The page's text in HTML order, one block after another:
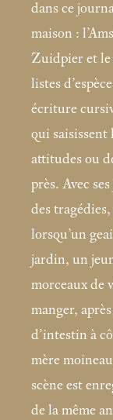
dans ce
maison :
Zuidpier et le
listes
écriture
qui saisissent
attitudes ou
près. Avec
des
lorsqu’un
jardin, un
morceaux de
manger,
d’intestin à
mère
scène est
de la même